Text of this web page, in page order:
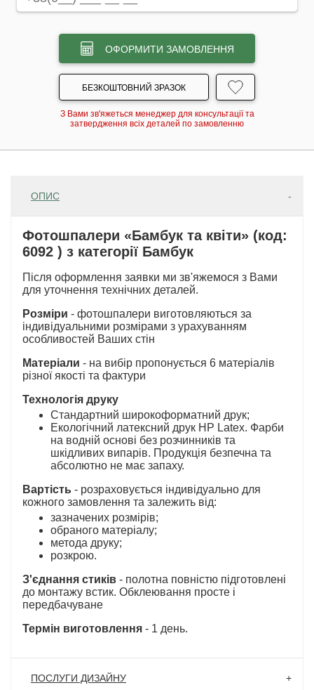
ОФОРМИТИ ЗАМОВЛЕННЯ
БЕЗКОШТОВНИЙ ЗРАЗОК
З Вами зв'яжеться менеджер для консультації та
затвердження всіх деталей по замовленню
ОПИС
Фотошпалери «Бамбук та квіти» (код:
6092 ) з категорії Бамбук
Після оформлення заявки ми зв'яжемося з Вами
для уточнення технічних деталей.
Розміри - фотошпалери виготовляються за
індивідуальними розмірами з урахуванням
особливостей Ваших стін
Матеріали - на вибір пропонується 6 матеріалів
різної якості та фактури
Технологія друку
Стандартний широкоформатний друк;
Екологічний латексний друк HP Latex. Фарби
на водній основі без розчинників та
шкідливих випарів. Продукція безпечна та
абсолютно не має запаху.
Вартість - розраховується індивідуально для
кожного замовлення та залежить від:
зазначених розмірів;
обраного матеріалу;
метода друку;
розкрою.
З'єднання стиків - полотна повністю підготовлені
до монтажу встик. Обклеювання просте і
передбачуване
Термін виготовлення - 1 день.
ПОСЛУГИ ДИЗАЙНУ